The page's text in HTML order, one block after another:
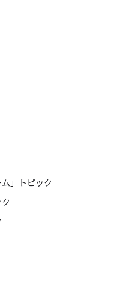
」トピック